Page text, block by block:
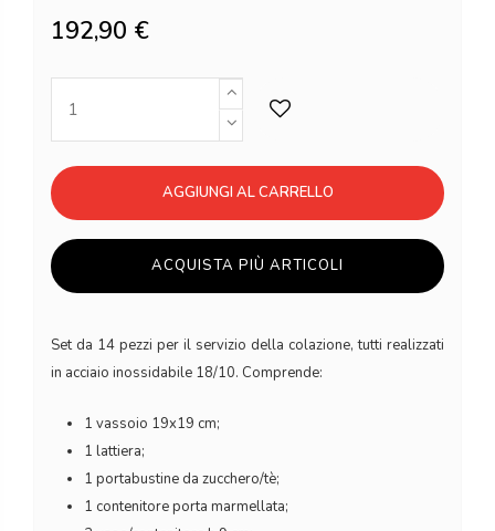
192,90 €
AGGIUNGI AL CARRELLO
ACQUISTA PIÙ ARTICOLI
Set da 14 pezzi per il servizio della colazione, tutti realizzati
in acciaio inossidabile 18/10. Comprende:
1 vassoio 19x19 cm;
1 lattiera;
1 portabustine da zucchero/tè;
1 contenitore porta marmellata;